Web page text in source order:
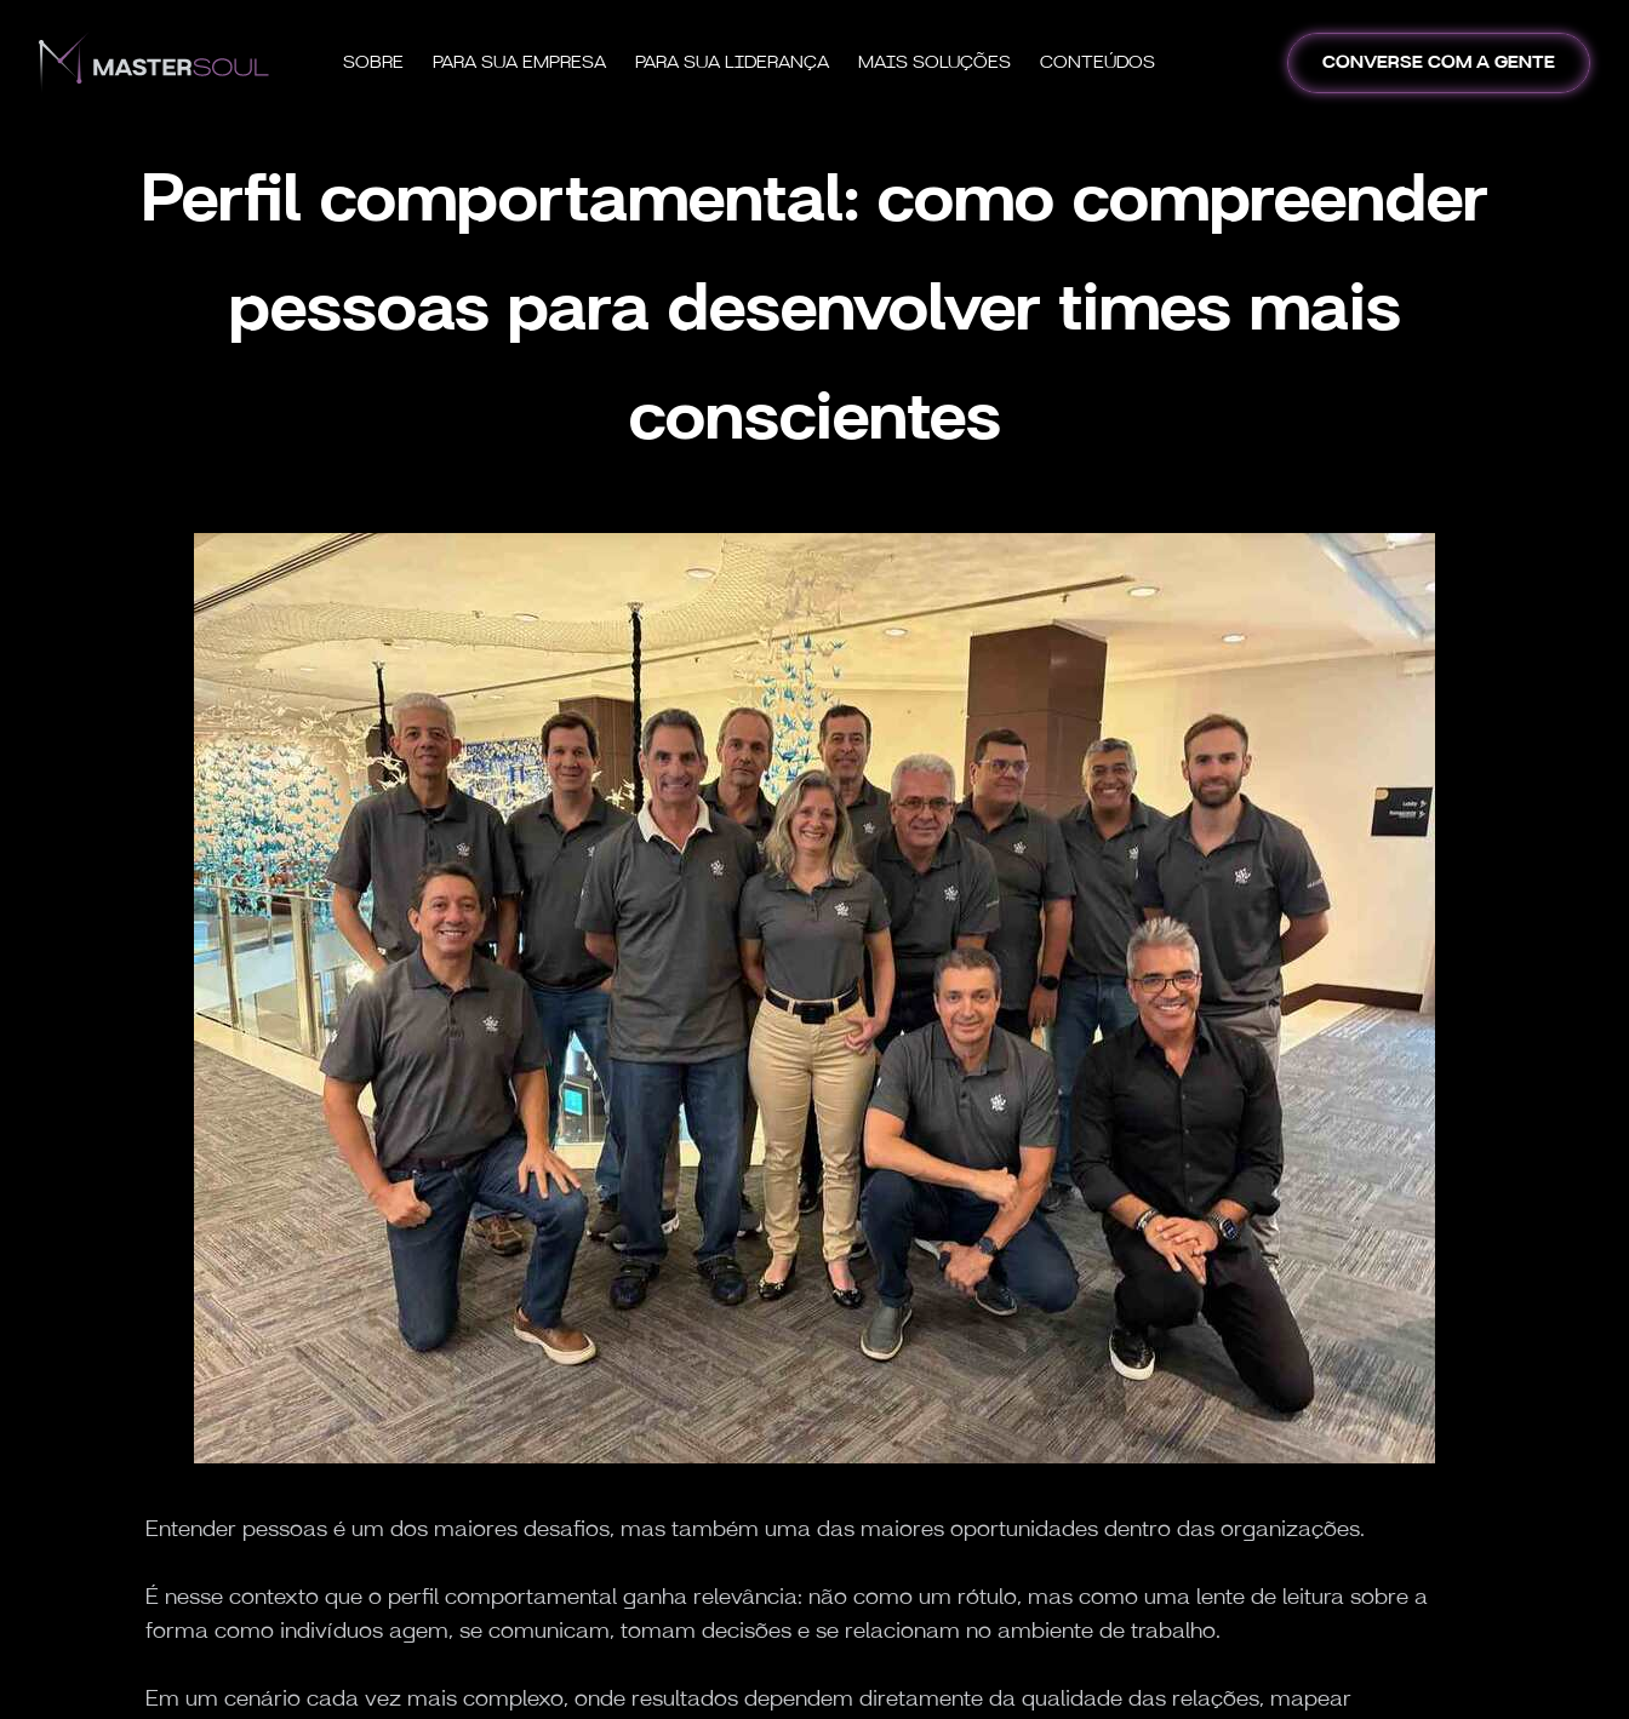
SOBRE PARA SUA EMPRESA PARA SUA LIDERANÇA MAIS SOLUÇÕES CONTEÚDOS CONVERSE COM A GENTE
Perfil comportamental: como compreender
pessoas para desenvolver times mais
conscientes
Entender pessoas é um dos maiores desafios, mas também uma das maiores oportunidades dentro das organizações.
É nesse contexto que o perfil comportamental ganha relevância: não como um rótulo, mas como uma lente de leitura sobre a
forma como indivíduos agem, se comunicam, tomam decisões e se relacionam no ambiente de trabalho.
Em um cenário cada vez mais complexo, onde resultados dependem diretamente da qualidade das relações, mapear